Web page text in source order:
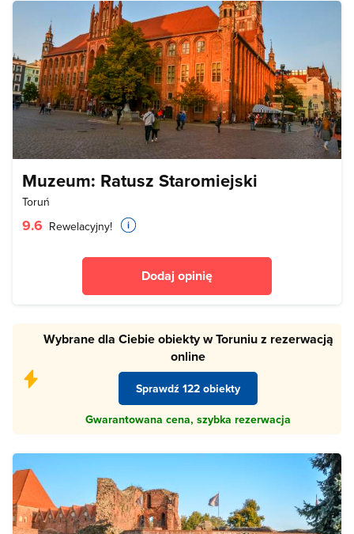
Muzeum: Ratusz Staromiejski
Toruń
9.6 Rewelacyjny!
Dodaj opinię
Wybrane dla Ciebie obiekty w Toruniu z rezerwacją
online
Sprawdź 122 obiekty
Gwarantowana cena, szybka rezerwacja